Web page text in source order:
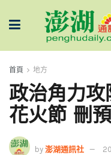
首頁 地方
政治角力
花火節 刪
by 澎湖通訊社